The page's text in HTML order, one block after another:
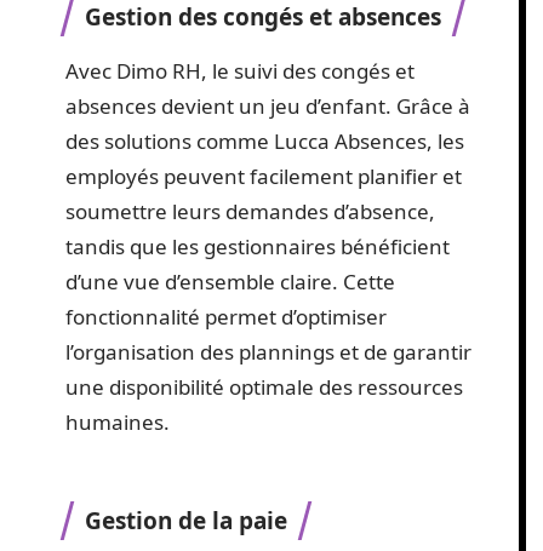
Gestion des congés et absences
Avec Dimo RH, le suivi des congés et
absences devient un jeu d’enfant. Grâce à
des solutions comme Lucca Absences, les
employés peuvent facilement planifier et
soumettre leurs demandes d’absence,
tandis que les gestionnaires bénéficient
d’une vue d’ensemble claire. Cette
fonctionnalité permet d’optimiser
l’organisation des plannings et de garantir
une disponibilité optimale des ressources
humaines.
Gestion de la paie